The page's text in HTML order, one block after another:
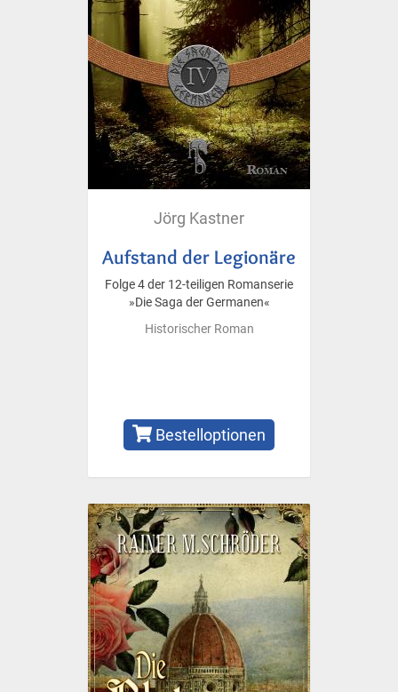
Jörg Kastner
Aufstand der Legionäre
Folge 4 der 12-teiligen Romanserie
»Die Saga der Germanen«
Historischer Roman
Bestelloptionen